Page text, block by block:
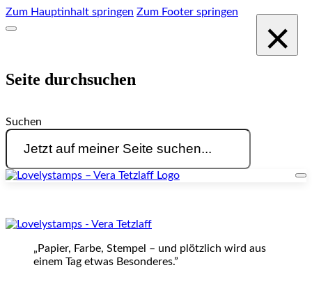
Zum Hauptinhalt springen Zum Footer springen
Seite durchsuchen
Suchen
×
„Papier, Farbe, Stempel – und plötzlich wird aus
einem Tag etwas Besonderes.”